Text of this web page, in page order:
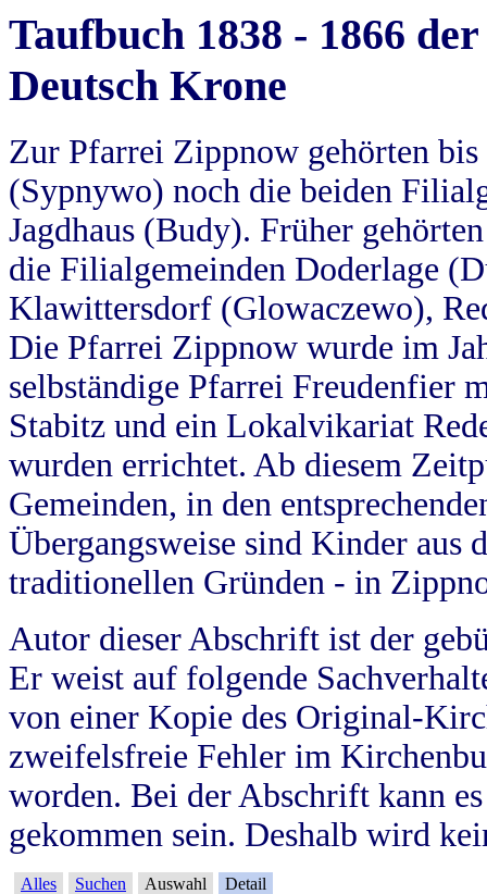
Taufbuch 1838 - 1866
Deutsch Krone
Zur Pfarrei Zippnow gehörten
(Sypnywo) noch die beiden
Jagdhaus (Budy). Früher
die Filialgemeinden Doderlage
Klawittersdorf (Glowaczewo),
Die Pfarrei Zippnow wurde im
selbständige Pfarrei Freudenfier
Stabitz und ein Lokalvikariat
wurden errichtet. Ab diesem
Gemeinden, in den
Übergangsweise sind Kinder aus
traditionellen Gründen - in
Autor dieser Abschrift ist der
Er weist auf folgende
von einer Kopie des Original-
zweifelsfreie Fehler im
worden. Bei der Abschrift kann
gekommen sein. Deshalb wird
Alles Suchen Auswahl Detail